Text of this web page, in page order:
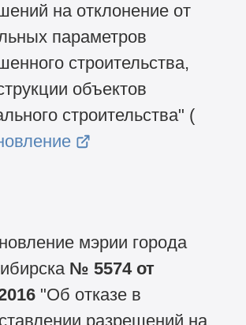
на отклонение от
параметров
строительства,
объектов
строительства" (
мэрии города
№ 5574 от
"Об отказе в
разрешений на